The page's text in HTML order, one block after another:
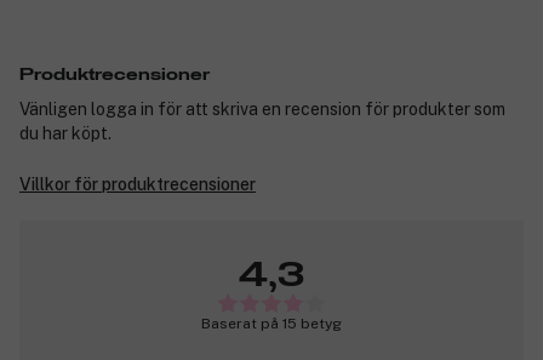
Produktrecensioner
Vänligen logga in för att skriva en recension för produkter som
du har köpt.
Villkor för produktrecensioner
4,3
Baserat på 15 betyg